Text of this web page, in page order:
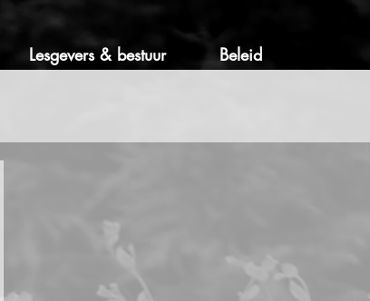
Lesgevers & bestuur Beleid